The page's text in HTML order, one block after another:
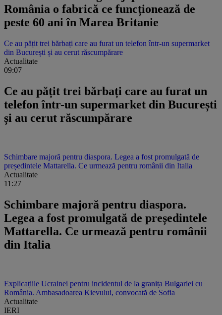
România o fabrică ce funcționează de
peste 60 ani în Marea Britanie
Ce au pățit trei bărbați care au furat un telefon într-un supermarket
din București și au cerut răscumpărare
Actualitate
09:07
Ce au pățit trei bărbați care au furat un
telefon într-un supermarket din București
și au cerut răscumpărare
Schimbare majoră pentru diaspora. Legea a fost promulgată de
președintele Mattarella. Ce urmează pentru românii din Italia
Actualitate
11:27
Schimbare majoră pentru diaspora.
Legea a fost promulgată de președintele
Mattarella. Ce urmează pentru românii
din Italia
Explicațiile Ucrainei pentru incidentul de la granița Bulgariei cu
România. Ambasadoarea Kievului, convocată de Sofia
Actualitate
IERI